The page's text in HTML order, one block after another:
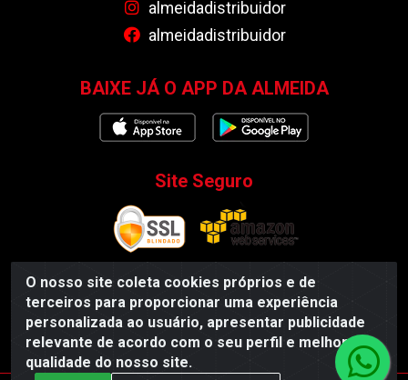
O nosso site coleta cookies próprios e de
terceiros para proporcionar uma experiência
personalizada ao usuário, apresentar publicidade
relevante de acordo com o seu perfil e melhorar a
qualidade do nosso site.
almeidadistribuidor
almeidadistribuidor
BAIXE JÁ O APP DA ALMEIDA
Site Seguro
Almeida Distribuidor - Rodovia BR 104, S/N, Centro -
Esperança/PB - CEP 58135-000 - CNPJ 35.419.548/0001-55